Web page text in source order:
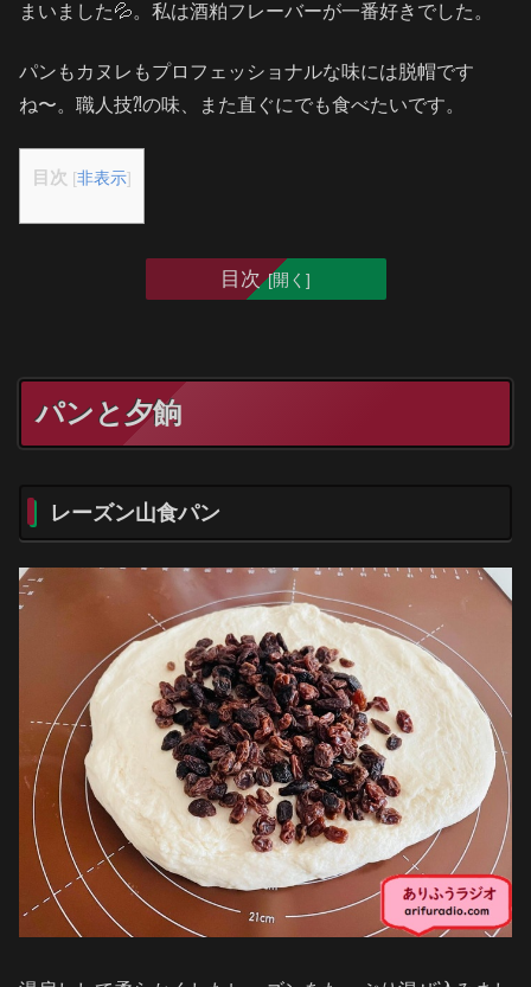
まいました💦。私は酒粕フレーバーが一番好きでした。
パンもカヌレもプロフェッショナルな味には脱帽です
ね〜。職人技⁈の味、また直ぐにでも食べたいです。
目次 [非表示]
目次
パンと夕餉
レーズン山食パン